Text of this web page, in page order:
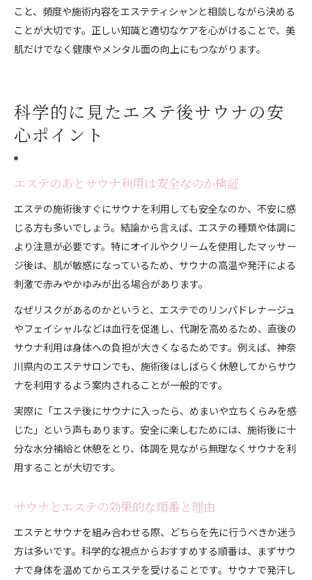
こと、頻度や施術内容をエステティシャンと相談しながら決める
ことが大切です。正しい知識と適切なケアを心がけることで、美
肌だけでなく健康やメンタル面の向上にもつながります。
科学的に見たエステ後サウナの安
心ポイント
エステのあとサウナ利用は安全なのか検証
エステの施術後すぐにサウナを利用しても安全なのか、不安に感
じる方も多いでしょう。結論から言えば、エステの種類や体調に
より注意が必要です。特にオイルやクリームを使用したマッサー
ジ後は、肌が敏感になっているため、サウナの高温や発汗による
刺激で赤みやかゆみが出る場合があります。
なぜリスクがあるのかというと、エステでのリンパドレナージュ
やフェイシャルなどは血行を促進し、代謝を高めるため、直後の
サウナ利用は身体への負担が大きくなるためです。例えば、神奈
川県内のエステサロンでも、施術後はしばらく休憩してからサウ
ナを利用するよう案内されることが一般的です。
実際に「エステ後にサウナに入ったら、めまいや立ちくらみを感
じた」という声もあります。安全に楽しむためには、施術後に十
分な水分補給と休憩をとり、体調を見ながら無理なくサウナを利
用することが大切です。
サウナとエステの効果的な順番と理由
エステとサウナを組み合わせる際、どちらを先に行うべきか迷う
方は多いです。科学的な視点からおすすめする順番は、まずサウ
ナで身体を温めてからエステを受けることです。サウナで発汗し